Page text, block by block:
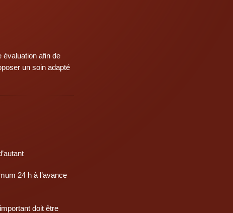
évaluation afin de
un soin adapté
24 h à l’avance
doit être